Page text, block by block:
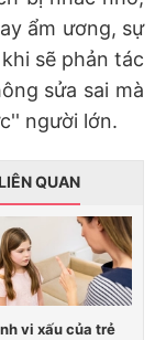
ẩm ương, sự
sẽ phản tác
sửa sai mà
người lớn.
QUAN
vi xấu của trẻ